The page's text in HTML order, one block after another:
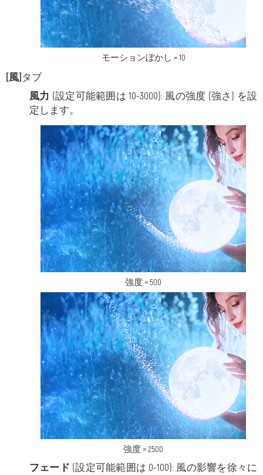
モーションぼかし = 10
[風]タブ
風力 (設定可能範囲は 10-3000): 風の強度 (強さ) を設
定します。
強度 = 500
強度 = 2500
フェード (設定可能範囲は 0-100): 風の影響を徐々に